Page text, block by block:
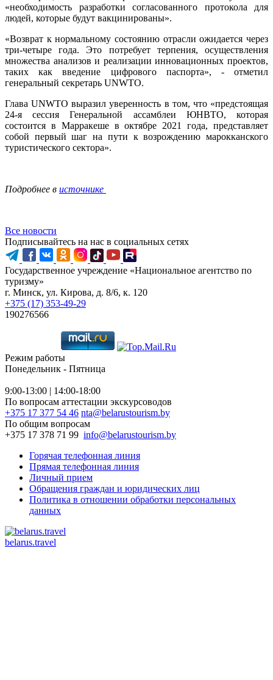
«необходимость разработки согласованного протокола для
людей, которые будут вакцинированы».
«Возврат к нормальному состоянию отрасли ожидается через
три-четыре года. Это потребует терпения, осуществления
множества анализов и реализации инновационных проектов,
таких как введение цифрового паспорта», - отметил
генеральный секретарь UNWTO.
Глава UNWTO выразил уверенность в том, что «предстоящая
24-я сессия Генеральной ассамблеи ЮНВТО, которая
состоится в Марракеше в октябре 2021 года, представляет
собой первый шаг на пути к возрождению марокканского
туристического сектора».
Подробнее в источнике
Все новости
Подписывайтесь на нас в социальных сетях
Государственное учреждение «Национальное агентство по
туризму»
г. Минск, ул. Кирова, д. 8/6, к. 120
+375 (17) 353-49-29
190276566
Режим работы
Понедельник - Пятница
9:00-13:00 | 14:00-18:00
По вопросам аттестации экскурсоводов
+375 17 377 54 46 nta@belarustourism.by
По общим вопросам
+375 17 378 71 99 info@belarustourism.by
Горячая телефонная линия
Прямая телефонная линия
Личный прием
Обращения граждан и юридических лиц
Политика в отношении обработки персональных
данных
belarus.travel